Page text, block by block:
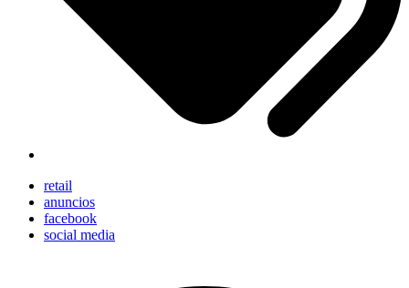
retail
anuncios
facebook
social media